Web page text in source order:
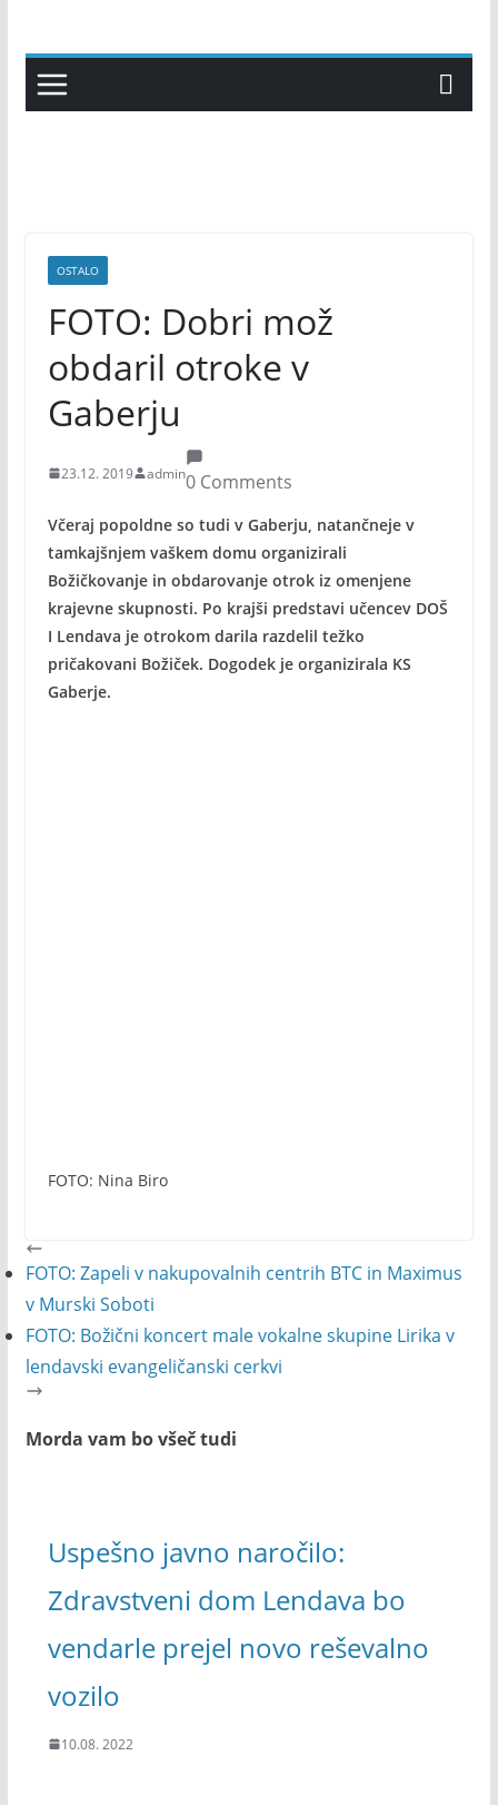
content
OSTALO
FOTO: Dobri mož
obdaril otroke v
Gaberju
23.12. 2019 admin0 Comments
Včeraj popoldne so tudi v Gaberju, natančneje v
tamkajšnjem vaškem domu organizirali
Božičkovanje in obdarovanje otrok iz omenjene
krajevne skupnosti. Po krajši predstavi učencev DOŠ
I Lendava je otrokom darila razdelil težko
pričakovani Božiček. Dogodek je organizirala KS
Gaberje.
FOTO: Nina Biro
FOTO: Zapeli v nakupovalnih centrih BTC in Maximus
v Murski Soboti
FOTO: Božični koncert male vokalne skupine Lirika v
lendavski evangeličanski cerkvi
Morda vam bo všeč tudi
Uspešno javno naročilo:
Zdravstveni dom Lendava bo
vendarle prejel novo reševalno
vozilo
10.08. 2022